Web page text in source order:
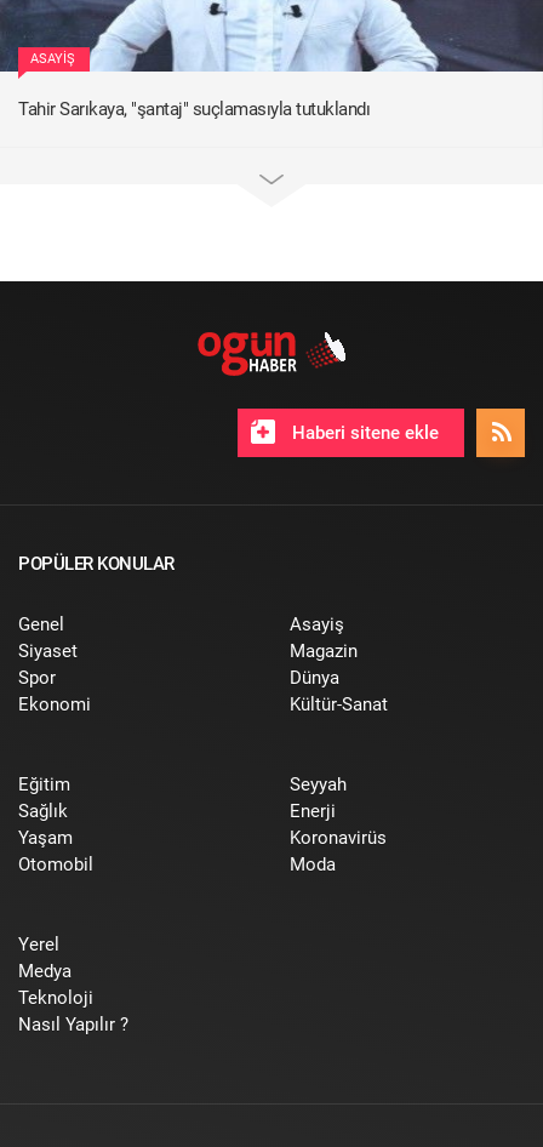
ASAYIŞ
Tahir Sarıkaya, "şantaj" suçlamasıyla tutuklandı
Haberi sitene ekle
POPÜLER KONULAR
Genel
Siyaset
Spor
Ekonomi
Asayiş
Magazin
Dünya
Kültür-Sanat
Eğitim
Sağlık
Yaşam
Otomobil
Seyyah
Enerji
Koronavirüs
Moda
Yerel
Medya
Teknoloji
Nasıl Yapılır ?